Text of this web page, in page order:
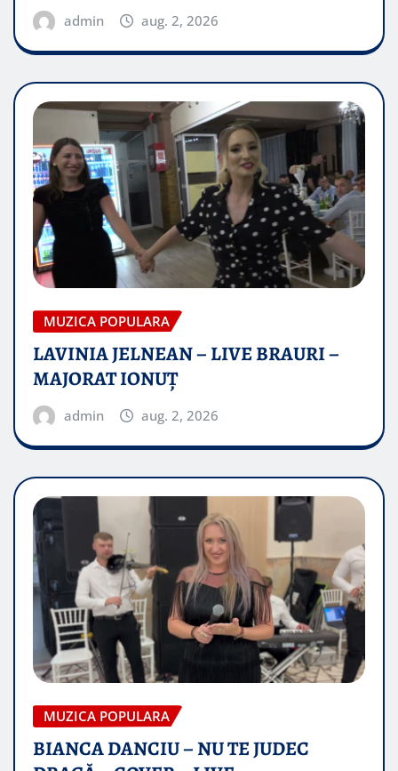
admin aug. 2, 2026
MUZICA POPULARA
LAVINIA JELNEAN – LIVE BRAURI –
MAJORAT IONUŢ
admin aug. 2, 2026
MUZICA POPULARA
BIANCA DANCIU – NU TE JUDEC